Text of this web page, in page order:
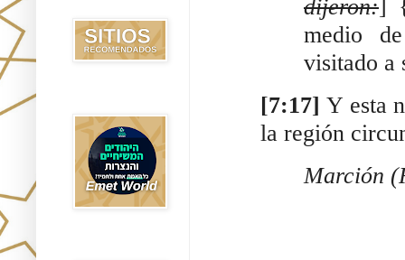
dijeron: ]
medio
visitado a
[7:17] Y esta
la región
Marción